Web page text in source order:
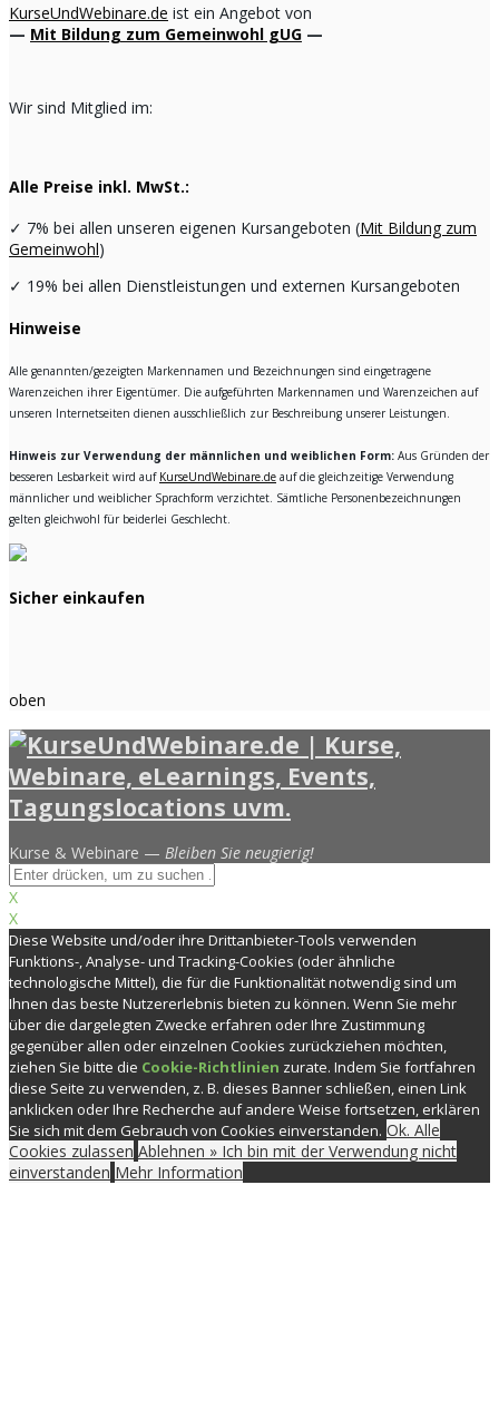
KurseUndWebinare.de ist ein Angebot von
— Mit Bildung zum Gemeinwohl gUG —
Wir sind Mitglied im:
Alle Preise inkl. MwSt.:
✓ 7% bei allen unseren eigenen Kursangeboten (Mit Bildung zum
Gemeinwohl)
✓ 19% bei allen Dienstleistungen und externen Kursangeboten
Hinweise
Alle genannten/gezeigten Markennamen und Bezeichnungen sind eingetragene
Warenzeichen ihrer Eigentümer. Die aufgeführten Markennamen und Warenzeichen auf
unseren Internetseiten dienen ausschließlich zur Beschreibung unserer Leistungen.
Hinweis zur Verwendung der männlichen und weiblichen Form: Aus Gründen der
besseren Lesbarkeit wird auf KurseUndWebinare.de auf die gleichzeitige Verwendung
männlicher und weiblicher Sprachform verzichtet. Sämtliche Personenbezeichnungen
gelten gleichwohl für beiderlei Geschlecht.
Sicher einkaufen
oben
Kurse & Webinare — Bleiben Sie neugierig!
X
X
Diese Website und/oder ihre Drittanbieter-Tools verwenden
Funktions-, Analyse- und Tracking-Cookies (oder ähnliche
technologische Mittel), die für die Funktionalität notwendig sind um
Ihnen das beste Nutzererlebnis bieten zu können. Wenn Sie mehr
über die dargelegten Zwecke erfahren oder Ihre Zustimmung
gegenüber allen oder einzelnen Cookies zurückziehen möchten,
ziehen Sie bitte die Cookie-Richtlinien zurate. Indem Sie fortfahren
diese Seite zu verwenden, z. B. dieses Banner schließen, einen Link
anklicken oder Ihre Recherche auf andere Weise fortsetzen, erklären
Sie sich mit dem Gebrauch von Cookies einverstanden. Ok. Alle
Cookies zulassen Ablehnen » Ich bin mit der Verwendung nicht
einverstanden Mehr Information